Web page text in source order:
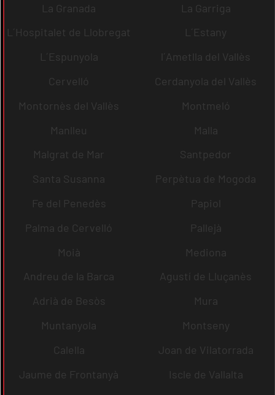
La Granada
La Garriga
L´Hospitalet de Llobregat
L´Estany
L´Espunyola
l´Ametlla del Vallès
Cervelló
Cerdanyola del Vallès
Montornès del Vallès
Montmeló
Manlleu
Malla
Malgrat de Mar
Santpedor
Santa Susanna
Perpètua de Mogoda
Fe del Penedès
Papiol
Palma de Cervelló
Pallejà
Moià
Mediona
Andreu de la Barca
Agustí de Lluçanès
Adrià de Besòs
Mura
Muntanyola
Montseny
Calella
Joan de Vilatorrada
Jaume de Frontanyà
Iscle de Vallalta